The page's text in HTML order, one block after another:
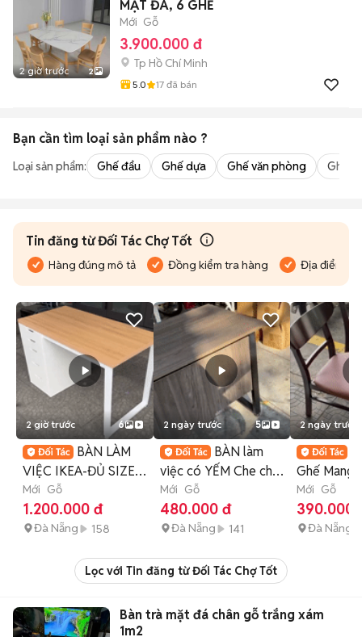
2 giờ trước 2
MẶT ĐÁ, 6 GHẾ
Mới Gỗ
3.900.000 đ
Tp Hồ Chí Minh
5.0 17 đã bán
Bạn cần tìm loại sản phẩm nào ?
Loại sản phẩm: Ghế đẩu Ghế dựa Ghế văn phòng Ghế
Tin đăng từ Đối Tác Chợ Tốt
Hàng đúng mô tả Đồng kiểm tra hàng Địa điểm
2 giờ trước 6
BÀN LÀM
VIỆC IKEA-ĐỦ SIZE,
ĐỦ MÀU, NEW 100%
Mới Gỗ
1.200.000 đ
Đà Nẵng 158
2 ngày trước 5
BÀN làm
việc có YẾM Che cho
Văn Phòng
Mới Gỗ
480.000 đ
Đà Nẵng 141
2 ngày trước
Ghế
Rẻ, New
Mới Gỗ
390.000
Đà Nẵng
Lọc với Tin đăng từ Đối Tác Chợ Tốt
Bàn trà mặt đá chân gỗ trắng xám
1m2